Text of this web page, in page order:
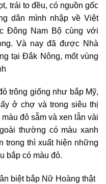
trái to đều, có nguồn gốc
dân mình nhập về Việt
Đông Nam Bộ cùng với
Và nay đã được Nhà
tại Đắk Nông, mốt vùng
trông giống như bắp Mỹ,
ở chợ và trong siêu thị
đỏ sẫm và xen lẫn vài
thường có màu xanh
trong thì xuất hiện những
bắp có màu đỏ.
biệt bắp Nữ Hoàng thật